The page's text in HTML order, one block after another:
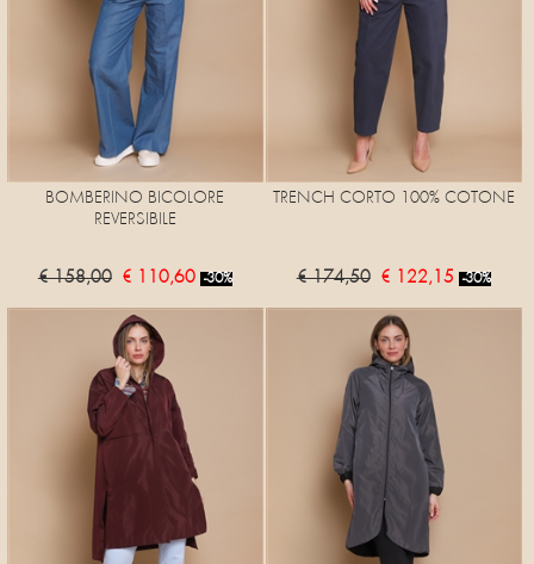
BOMBERINO BICOLORE
REVERSIBILE
€ 158,00 € 110,60 -30%
TRENCH CORTO 100% COTONE
€ 174,50 € 122,15 -30%